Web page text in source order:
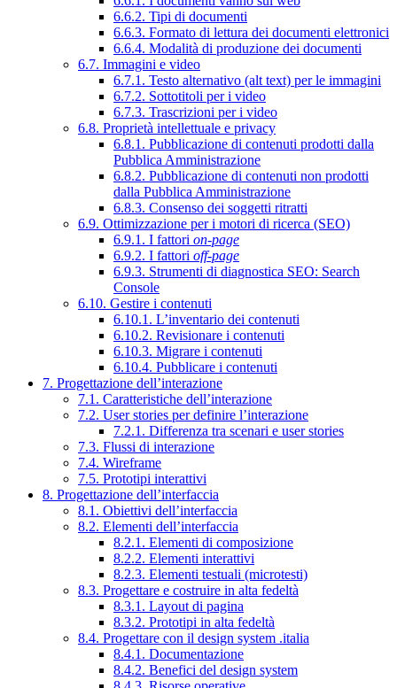
6.6.2. Tipi di documenti
6.6.3. Formato di lettura dei documenti elettronici
6.6.4. Modalità di produzione dei documenti
6.7. Immagini e video
6.7.1. Testo alternativo (alt text) per le immagini
6.7.2. Sottotitoli per i video
6.7.3. Trascrizioni per i video
6.8. Proprietà intellettuale e privacy
6.8.1. Pubblicazione di contenuti prodotti dalla
Pubblica Amministrazione
6.8.2. Pubblicazione di contenuti non prodotti
dalla Pubblica Amministrazione
6.8.3. Consenso dei soggetti ritratti
6.9. Ottimizzazione per i motori di ricerca (SEO)
6.9.1. I fattori on-page
6.9.2. I fattori off-page
6.9.3. Strumenti di diagnostica SEO: Search
Console
6.10. Gestire i contenuti
6.10.1. L’inventario dei contenuti
6.10.2. Revisionare i contenuti
6.10.3. Migrare i contenuti
6.10.4. Pubblicare i contenuti
7. Progettazione dell’interazione
7.1. Caratteristiche dell’interazione
7.2. User stories per definire l’interazione
7.2.1. Differenza tra scenari e user stories
7.3. Flussi di interazione
7.4. Wireframe
7.5. Prototipi interattivi
8. Progettazione dell’interfaccia
8.1. Obiettivi dell’interfaccia
8.2. Elementi dell’interfaccia
8.2.1. Elementi di composizione
8.2.2. Elementi interattivi
8.2.3. Elementi testuali (microtesti)
8.3. Progettare e costruire in alta fedeltà
8.3.1. Layout di pagina
8.3.2. Prototipi in alta fedeltà
8.4. Progettare con il design system .italia
8.4.1. Documentazione
8.4.2. Benefici del design system